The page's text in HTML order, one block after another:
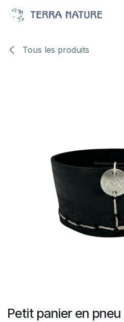
Se rendre au contenu
Tous les produits
Petit panier en